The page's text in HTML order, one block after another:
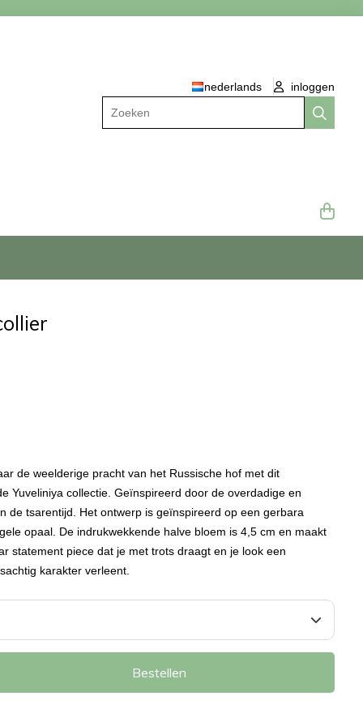
nederlands
inloggen
Zoeken
de weelderige pracht van het Russische hof met dit
Yuveliniya collectie. Geïnspireerd door de overdadige en
de tsarentijd. Het ontwerp is geïnspireerd op een gerbara
opaal. De indrukwekkende halve bloem is 4,5 cm en maakt
statement piece dat je met trots draagt en je look een
karakter verleent.
Bestellen